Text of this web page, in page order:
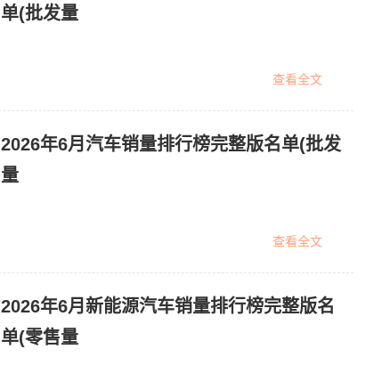
单(批发量
查看全文
2026年6月汽车销量排行榜完整版名单(批发
量
查看全文
2026年6月新能源汽车销量排行榜完整版名
单(零售量